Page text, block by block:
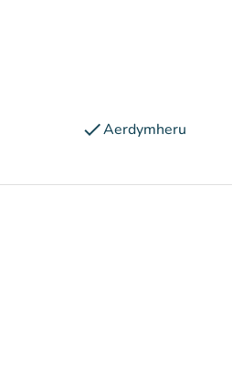
checkAerdymheru